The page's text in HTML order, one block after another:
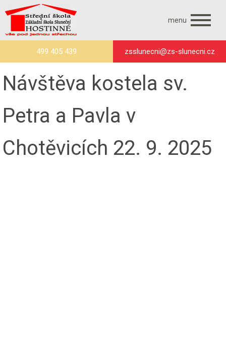
menu
499 405 439 zsslunecni@zs-slunecni.cz
Návštěva kostela sv.
Petra a Pavla v
Chotěvicích 22. 9. 2025